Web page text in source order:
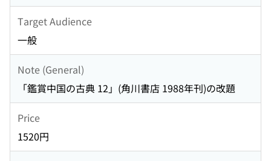
Target Audience
一般
Note (General)
「鑑賞中国の古典 12」(角川書店 1988年刊)の改題
Price
1520円